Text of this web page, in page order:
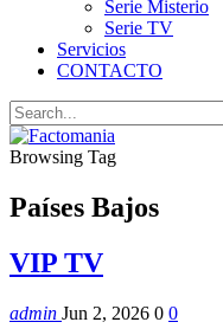
Serie Misterio
Serie TV
Servicios
CONTACTO
Browsing Tag
Países Bajos
VIP TV
admin Jun 2, 2026 0 0